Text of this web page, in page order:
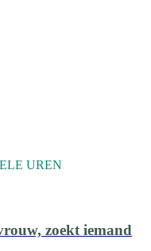
UREN
zoekt iemand